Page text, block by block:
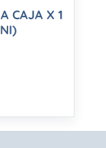
CAJA X 1